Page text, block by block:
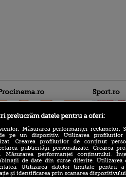
intense pentru
Stan! Iubita lui,
Sport.ro
ANAD a
ce TAS a
scandalul
prelucrăm datele pentru a oferi:
Măsurarea performanței reclamelor.
pe un dispozitiv. Utilizarea profilurilor
Crearea profilurilor de conținut
publicității personalizate. Crearea
Măsurarea performanței conținutului.
de date din surse diferite. Utilizarea
Utilizarea datelor limitate pentru a
și identificarea prin scanarea